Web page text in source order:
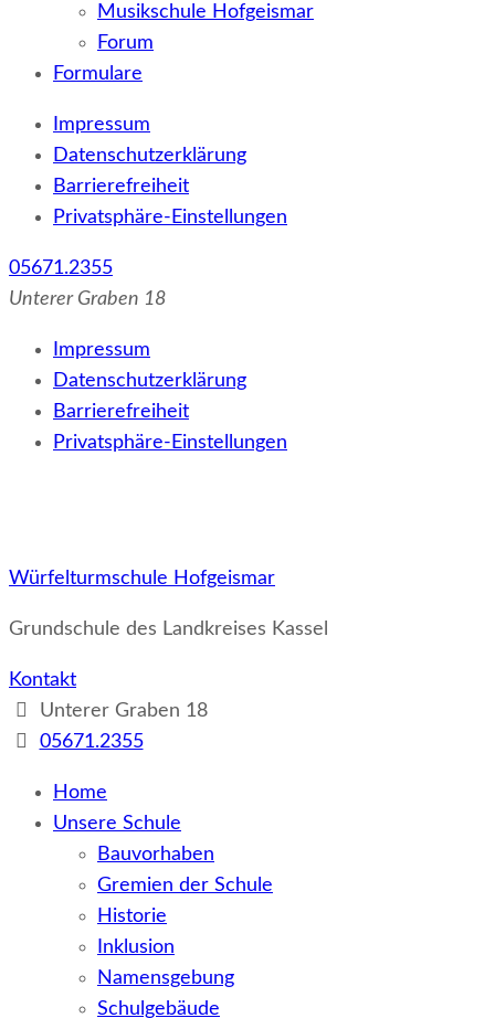
Musikschule Hofgeismar
Forum
Formulare
Impressum
Datenschutzerklärung
Barrierefreiheit
Privatsphäre-Einstellungen
05671.2355
Unterer Graben 18
Impressum
Datenschutzerklärung
Barrierefreiheit
Privatsphäre-Einstellungen
Würfelturmschule Hofgeismar
Grundschule des Landkreises Kassel
Kontakt
Unterer Graben 18
05671.2355
Home
Unsere Schule
Bauvorhaben
Gremien der Schule
Historie
Inklusion
Namensgebung
Schulgebäude